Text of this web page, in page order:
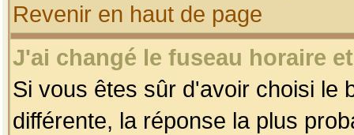
Revenir en haut de page
J'ai changé le fuseau horaire
Si vous êtes sûr d'avoir choisi le
différente, la réponse la plus